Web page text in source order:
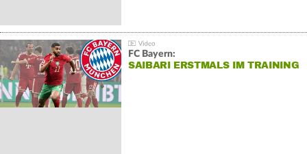
FC Bayern:
SAIBARI ERSTMALS IM TRAINING